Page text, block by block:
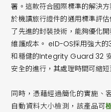
署。這款符合國際標準的解決
於機讀旅行證件的通用標準評
了先進的封裝技術，能夠優化
維護成本。 eID-OS採用強大
和穩健的Integrity Guard 32
安全的進行，其處理時間可縮
同時，憑藉經過簡化的實施、
自動資料大小檢測，該產品可